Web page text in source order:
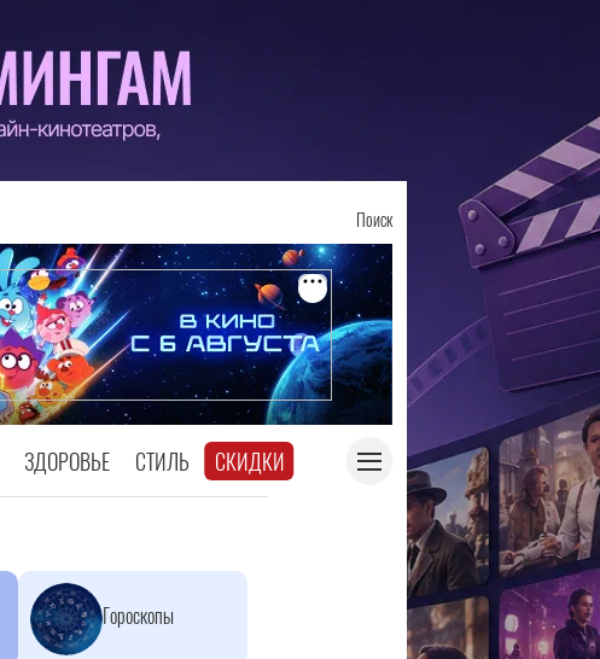
Поиск
ЗДОРОВЬЕ СТИЛЬ СКИДКИ
Гороскопы